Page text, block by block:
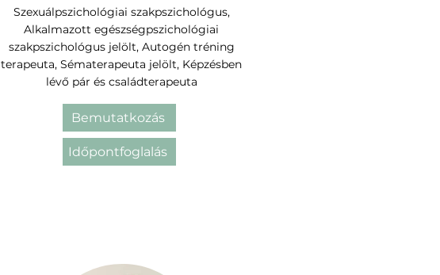
Szexuálpszichológiai szakpszichológus,
Alkalmazott egészségpszichológiai
szakpszichológus jelölt, Autogén tréning
terapeuta, Sématerapeuta jelölt, Képzésben
lévő pár és családterapeuta
Bemutatkozás
Időpontfoglalás